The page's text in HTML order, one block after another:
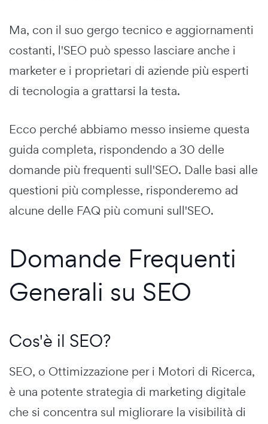
Ma, con il suo gergo tecnico e aggiornamenti
costanti, l'SEO può spesso lasciare anche i
marketer e i proprietari di aziende più esperti
di tecnologia a grattarsi la testa.
Ecco perché abbiamo messo insieme questa
guida completa, rispondendo a 30 delle
domande più frequenti sull'SEO. Dalle basi alle
questioni più complesse, risponderemo ad
alcune delle FAQ più comuni sull'SEO.
Domande Frequenti
Generali su SEO
Cos'è il SEO?
SEO, o Ottimizzazione per i Motori di Ricerca,
è una potente strategia di marketing digitale
che si concentra sul migliorare la visibilità di